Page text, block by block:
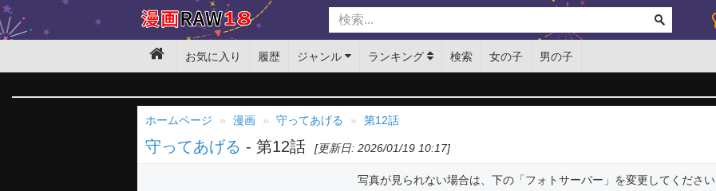
お気に入り 履歴 ジャンル ランキング 検索 女の子 男の子
ホームページ 漫画 守ってあげる 第12話
守ってあげる - 第12話 [更新日: 2026/01/19 10:17]
写真が見られない場合は、下の「フォトサーバー」を変更してください